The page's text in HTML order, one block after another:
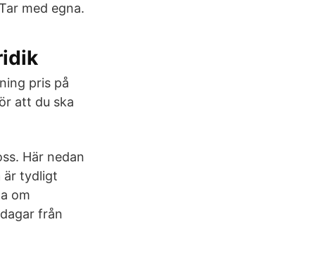
med egna.
pris på
att du ska
Här nedan
är tydligt
om
från